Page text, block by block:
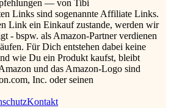
— von Tibi
Links sind sogenannte Affiliate Links.
Link ein Einkauf zustande, werden wir
- bspw. als Amazon-Partner verdienen
Für Dich entstehen dabei keine
wie Du ein Produkt kaufst, bleibt
und das Amazon-Logo sind
Inc. oder seinen
Kontakt